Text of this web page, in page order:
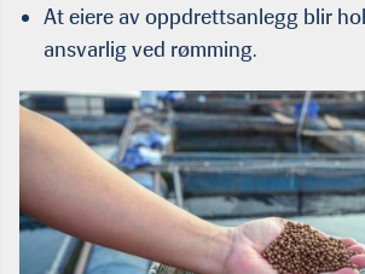
At eiere av oppdrettsanlegg blir
ansvarlig ved rømming.